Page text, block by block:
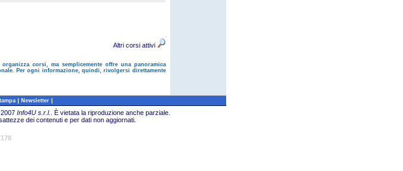
Altri corsi attivi
corsi, ma semplicemente offre una panoramica
Per ogni informazione, quindi, rivolgersi direttamente
| Newsletter |
Info4U s.r.l.
È vietata la riproduzione anche parziale.
dei contenuti e per dati non aggiornati.